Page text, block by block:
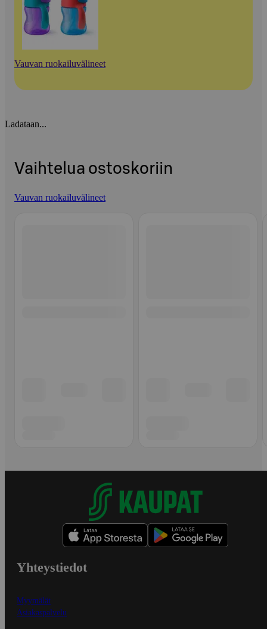
Vauvan ruokailuvälineet
Ladataan...
Vaihtelua ostoskoriin
Vauvan ruokailuvälineet
Yhteystiedot
Myymälät
Asiakaspalvelu